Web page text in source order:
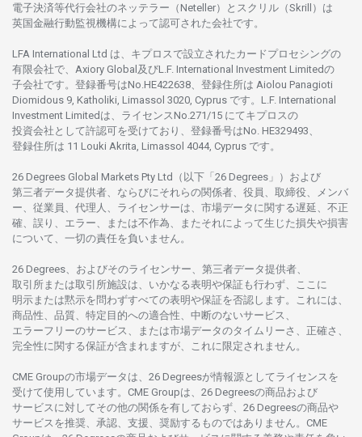
電子決済等代行会社のネッテラー （Neteller）と スクリル （Skrill）は
英国金融行動監視機構に よって認可さ れた会社です。
LFA International Ltd は、 キプロスで設立さ れた カードプロセシングの
有限会社で、Axiory Global及びL.F. International Investment Limitedの
子会社です。 登録番号はNo.HE422638、 登録住所は Aiolou Panagioti
Diomidous 9, Katholiki, Limassol 3020, Cyprus です。L.F. International
Investment Limitedは、 ライセンスNo.271/15 にてキプロスの
投資会社として許認可を受けており、 登録番号はNo. HE329493、
登録住所は 11 Louki Akrita, Limassol 4044, Cyprus です。
26 Degrees Global Markets Pty Ltd（以下「26 Degrees」） および
第三者データ提供者、ならびにそれらの関係者、役員、取締役、メンバ
ー、従業員、代理人、ライセンサーは、 市場データに関する遅延、不正
確、誤り、エラー、
または不作為、 またそれに よって生じた損失や損害
について、 一切の責任を負いません。
26 Degrees、 およびそのライセンサー、 第三者データ提供者、
取引所または取引所施設は、いかなる表明や保証も行わず、
ここに
明示または黙示を問わずすべての表明や保証を否認し ます。
これには、
商品性、品質、 特定目的への適合性、 中断のないサービス、
エラーフリーのサービス、 または市場データのタイムリーさ、正確さ、
完全性に関する保証が含まれますが、これに限定さ れません。
CME Groupの市場データは、26 Degreesが情報源としてライセンスを
受けて使用しています。 CME Groupは、26 Degreesの商品および
サービスに対してその他の関係を有しておらず、26 Degreesの商品や
サービスを推奨、承認、支援、 奨励するものではありません。 CME